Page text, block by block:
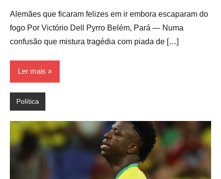
Alemães que ficaram felizes em ir embora escaparam do
fogo Por Victório Dell Pyrro Belém, Pará — Numa
confusão que mistura tragédia com piada de […]
Ler mais
Política